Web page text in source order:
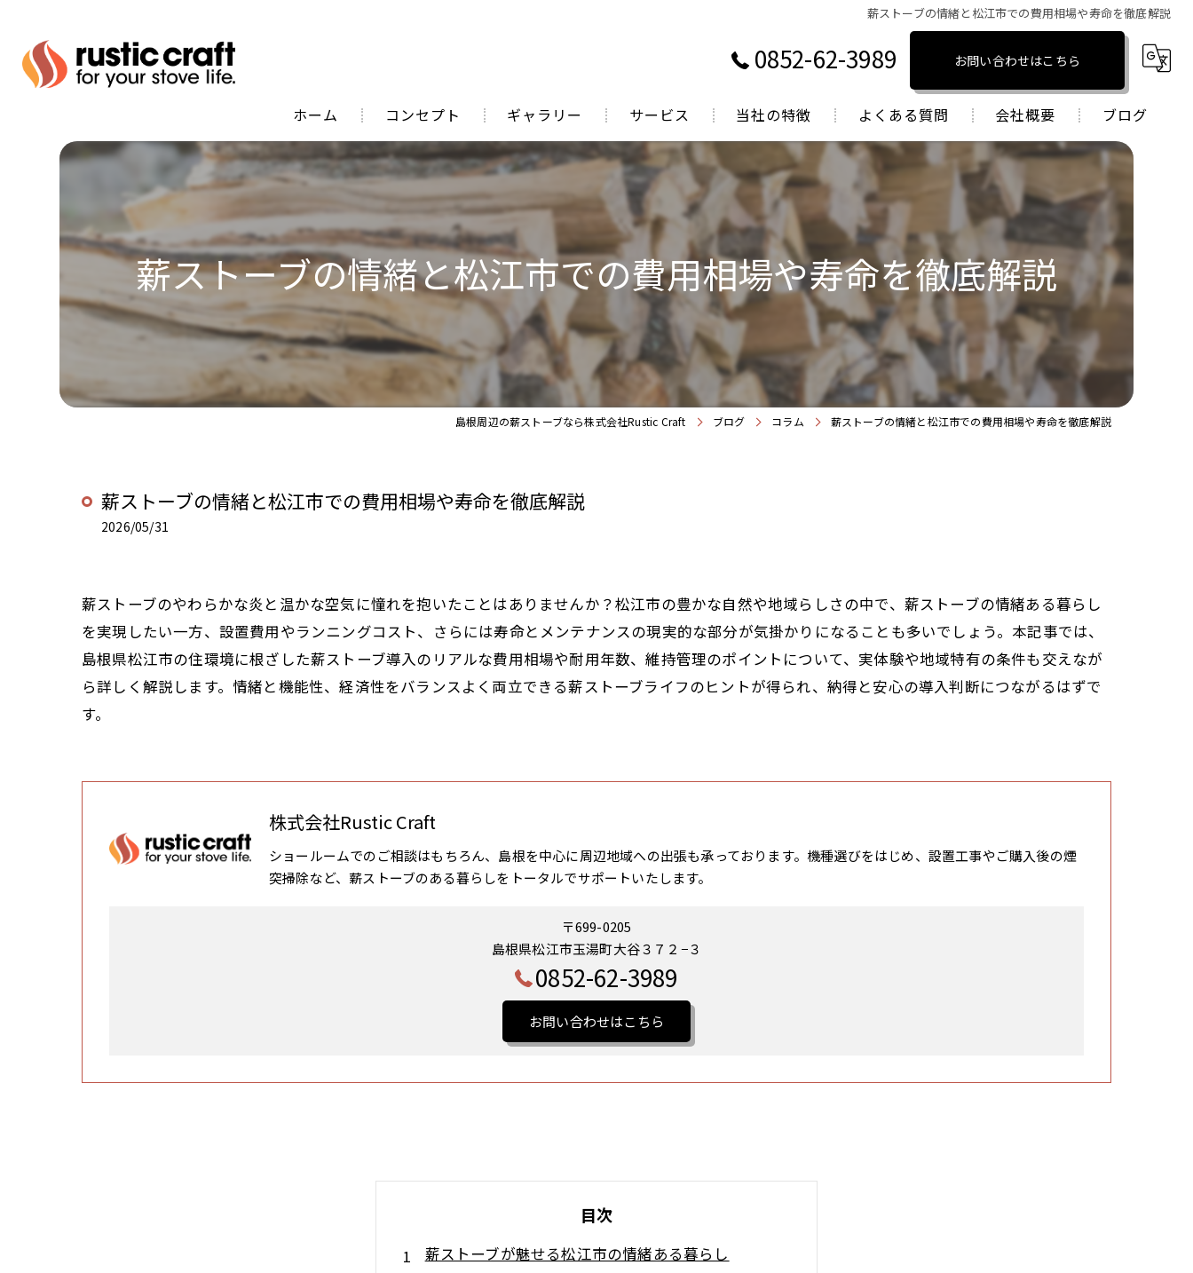
薪ストーブの情緒と松江市での費用相場や寿命を徹底解説
0852-62-3989 お問い合わせはこちら
ホーム コンセプト
代表あいさつ
ギャラリー サービス 当社の特徴
鳥取で薪ストーブ
岡山で薪ストーブ
広島で薪ストーブ
煙突掃除
薪販売
よくある質問 会社概要 ブログ
コラム
薪ストーブの情緒と松江市での費用相場や寿命を徹底解説
島根周辺の薪ストーブなら株式会社Rustic Craft ブログ コラム 薪ストーブの情緒と松江市での費用相場や寿命を徹底解説
薪ストーブの情緒と松江市での費用相場や寿命を徹底解説
2026/05/31
薪ストーブのやわらかな炎と温かな空気に憧れを抱いたことはありませんか？松江市の豊かな自然や地域らしさの中で、薪ストーブの情緒ある暮らし
を実現したい一方、設置費用やランニングコスト、さらには寿命とメンテナンスの現実的な部分が気掛かりになることも多いでしょう。本記事では、
島根県松江市の住環境に根ざした薪ストーブ導入のリアルな費用相場や耐用年数、維持管理のポイントについて、実体験や地域特有の条件も交えなが
ら詳しく解説します。情緒と機能性、経済性をバランスよく両立できる薪ストーブライフのヒントが得られ、納得と安心の導入判断につながるはずで
す。
株式会社Rustic Craft
ショールームでのご相談はもちろん、島根を中心に周辺地域への出張も承っております。機種選びをはじめ、設置工事やご購入後の煙
突掃除など、薪ストーブのある暮らしをトータルでサポートいたします。
〒699-0205
島根県松江市玉湯町大谷３７２−３
0852-62-3989
お問い合わせはこちら
目次
薪ストーブが魅せる松江市の情緒ある暮らし